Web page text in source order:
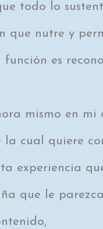
todo lo
que nutre y
función es
mismo en
cual quiere
experiencia
que le